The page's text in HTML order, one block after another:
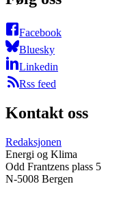
Facebook
Bluesky
Linkedin
Rss feed
Kontakt oss
Redaksjonen
Energi og Klima
Odd Frantzens plass 5
N-5008 Bergen